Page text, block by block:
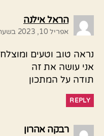
הראל אילנה
אפריל 10, 2023 בשעה 3:36 am
נראה טוב וטעים ומוצלח
אני עושה את זה
תודה על המתכון
REPLY
רבקה אהרון